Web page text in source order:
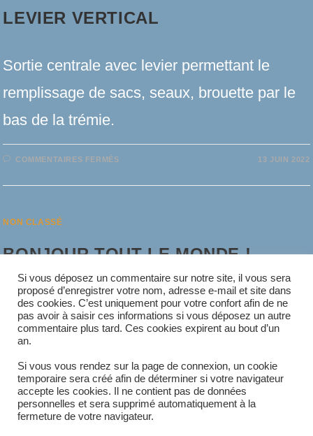
LEVIER VERTICAL
Sortie centrale avec levier permettant le
remplissage de sacs, seaux, brouette par le
bas de la trémie.
COMMENTAIRES FERMÉSSUR
13 JUIN 2022
NON CLASSÉ
BONJOUR TOUT LE MONDE !
Bienvenue sur WordPress. Ceci est votre
premier article. Modifiez-le ou supprimez-le,
COMMENTAIRES FERMÉSSUR
BONJOUR
TOUT
LE
Si vous déposez un commentaire sur notre site, il vous sera
proposé d’enregistrer votre nom, adresse e-mail et site dans
des cookies. C’est uniquement pour votre confort afin de ne
pas avoir à saisir ces informations si vous déposez un autre
commentaire plus tard. Ces cookies expirent au bout d’un
an.
Si vous vous rendez sur la page de connexion, un cookie
temporaire sera créé afin de déterminer si votre navigateur
accepte les cookies. Il ne contient pas de données
personnelles et sera supprimé automatiquement à la
fermeture de votre navigateur.